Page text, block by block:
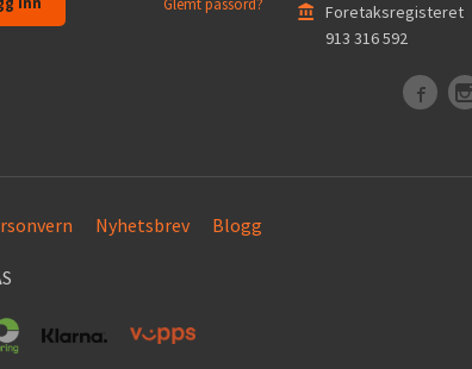
Glemt passord?
Foretaksregisteret
913 316 592
Nyhetsbrev Blogg